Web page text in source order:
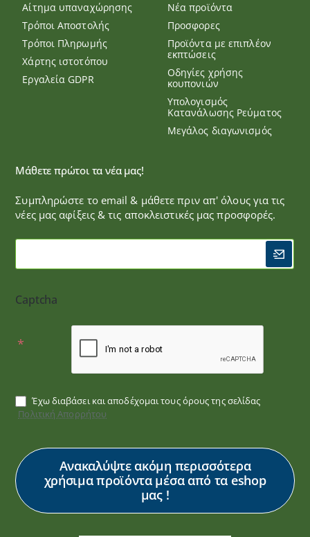
Αίτημα υπαναχώρησης
Τρόποι Αποστολής
Τρόποι Πληρωμής
Χάρτης ιστοτόπου
Εργαλεία GDPR
Νέα προϊόντα
Προσφορες
Προϊόντα με επιπλέον
εκπτώσεις
Οδηγίες χρήσης
κουπονιών
Υπολογισμός
Κατανάλωσης Ρεύματος
Μεγάλος διαγωνισμός
Μάθετε πρώτοι τα νέα μας!
Συμπληρώστε το email & μάθετε πριν απ' όλους για τις
νέες μας αφίξεις & τις αποκλειστικές μας προσφορές.
Captcha
Έχω διαβάσει και αποδέχομαι τους όρους της σελίδας
Πολιτική Απορρήτου
Ανακαλύψτε ακόμη περισσότερα
χρήσιμα προϊόντα μέσα από τα eshop
μας !